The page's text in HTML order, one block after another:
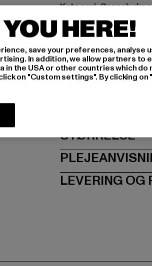
Kategori:
Farve: grau
Producentens farve:
Art.nr: DFCP049-
Dr.-Robert-Murjahn-
STØRRELSE
LEVERING OG
HERE!
save your preferences, analyse
In addition, we allow partners to
the USA or other countries which do
on "Custom settings". By clicking